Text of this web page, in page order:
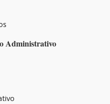
Administrativo